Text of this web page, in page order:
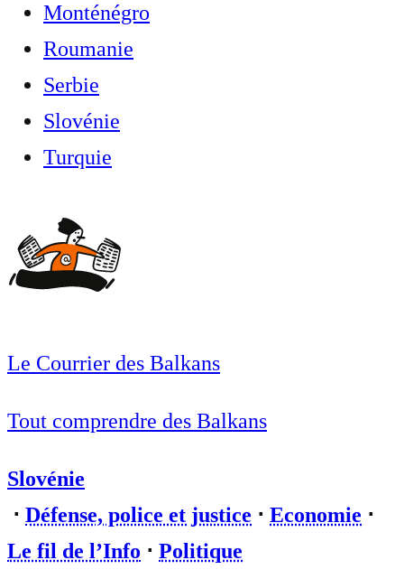
Monténégro
Roumanie
Serbie
Slovénie
Turquie
Le Courrier des Balkans
Tout comprendre des Balkans
Slovénie
⋅ Défense, police et justice ⋅ Economie ⋅
Le fil de l’Info ⋅ Politique